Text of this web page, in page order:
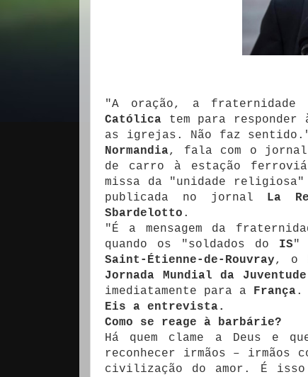
"A oração, a
Católica tem para responder
as igrejas. Não faz
Normandia, fala com o
de carro à estação
missa da "unidade
publicada no jornal La
Sbardelotto .
"É a mensagem da
quando os "soldados do IS"
Saint-Étienne-de-Rouvray, o
Jornada Mundial da Juventude
imediatamente para a França.
Eis a entrevista.
Como se reage à barbárie?
Há quem clame a Deus e
reconhecer irmãos – irmãos
civilização do amor. É isso